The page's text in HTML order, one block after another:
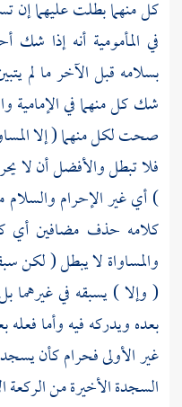
كل منهما بطلت عليهما إن
في المأمومية أنه إذا شك
بسلامه قبل الآخر ما لم
شك كل منهما في الإمامية
صحت لكل منهما ( إلا
فلا تبطل والأفضل أن لا
) أي غير الإحرام
كلامه حذف مضافين أي
والمساواة لا يبطل ( لكن
( وإلا ) يسبقه في غيرهما
بعده ويدركه فيه وأما
غير الأولى فحرام كأن
السجدة الأخيرة من